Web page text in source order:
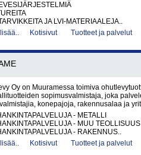
JA LVI-MATERIAALEJA..
Kotisivut Tuotteet ja palvelut
Oy on Muuramessa toimiva
sopimusvalmistaja, joka
konepajoja, rakennusalaa ja
- METALLI
- MUU TEOLLISUUS
- RAKENNUS..
Kotisivut Tuotteet ja palvelut